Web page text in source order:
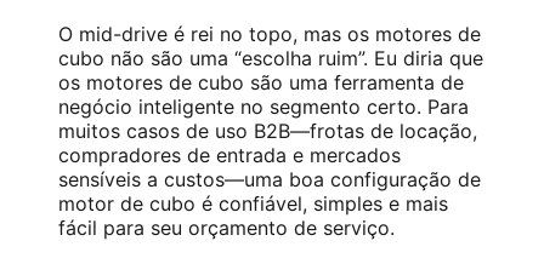
O mid-drive é rei no topo, mas os motores de
cubo não são uma “escolha ruim”. Eu diria que
os motores de cubo são uma ferramenta de
negócio inteligente no segmento certo. Para
muitos casos de uso B2B—frotas de locação,
compradores de entrada e mercados
sensíveis a custos—uma boa configuração de
motor de cubo é confiável, simples e mais
fácil para seu orçamento de serviço.